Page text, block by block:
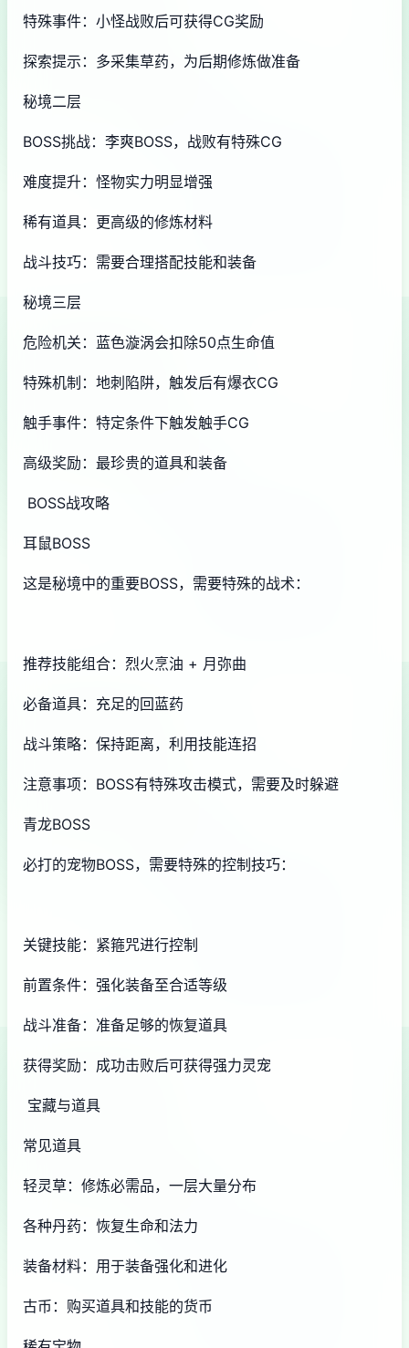
特殊事件：小怪战败后可获得CG奖励
探索提示：多采集草药，为后期修炼做准备
秘境二层
BOSS挑战：李爽BOSS，战败有特殊CG
难度提升：怪物实力明显增强
稀有道具：更高级的修炼材料
战斗技巧：需要合理搭配技能和装备
秘境三层
危险机关：蓝色漩涡会扣除50点生命值
特殊机制：地刺陷阱，触发后有爆衣CG
触手事件：特定条件下触发触手CG
高级奖励：最珍贵的道具和装备
BOSS战攻略
耳鼠BOSS
这是秘境中的重要BOSS，需要特殊的战术：
推荐技能组合：烈火烹油 + 月弥曲
必备道具：充足的回蓝药
战斗策略：保持距离，利用技能连招
注意事项：BOSS有特殊攻击模式，需要及时躲避
青龙BOSS
必打的宠物BOSS，需要特殊的控制技巧：
关键技能：紧箍咒进行控制
前置条件：强化装备至合适等级
战斗准备：准备足够的恢复道具
获得奖励：成功击败后可获得强力灵宠
宝藏与道具
常见道具
轻灵草：修炼必需品，一层大量分布
各种丹药：恢复生命和法力
装备材料：用于装备强化和进化
古币：购买道具和技能的货币